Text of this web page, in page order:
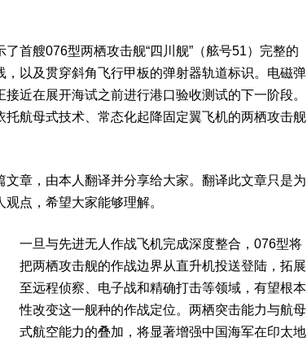
首艘076型两栖攻击舰“四川舰”（舷号51）完整的
以及贯穿斜角飞行甲板的弹射器轨道标识。电磁弹
近在展开海试之前进行港口验收测试的下一阶段。
航母式技术、常态化起降固定翼飞机的两栖攻击舰
章，由本人翻译并分享给大家。翻译此文章只是为
点，希望大家能够理解。
一旦与先进无人作战飞机完成深度整合，076型将
把两栖攻击舰的作战边界从直升机投送登陆，拓展
至远程侦察、电子战和精确打击等领域，有望根本
性改变这一舰种的作战定位。两栖突击能力与航母
式航空能力的叠加，将显著增强中国海军在印太地